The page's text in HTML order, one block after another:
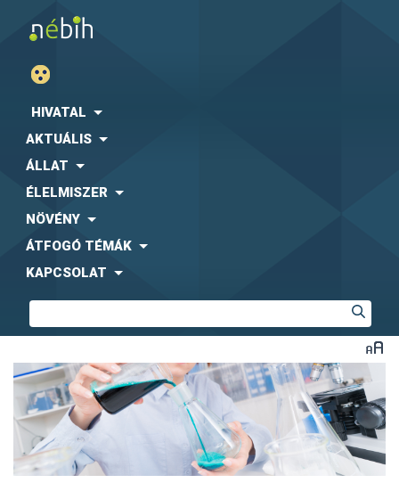
HIVATAL
AKTUÁLIS
ÁLLAT
ÉLELMISZER
NÖVÉNY
ÁTFOGÓ TÉMÁK
KAPCSOLAT